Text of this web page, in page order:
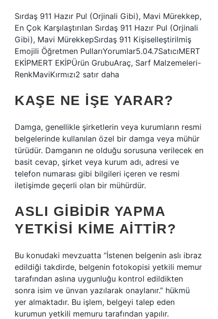
Sırdaş 911 Hazır Pul (Orjinali Gibi), Mavi Mürekkep,
En Çok Karşılaştırılan Sırdaş 911 Hazır Pul (Orjinali
Gibi), Mavi MürekkepSırdaş 911 Kişiselleştirilmiş
Emojili Öğretmen PullarıYorumlar5.04.7SatıcıMERT
EKİPMERT EKİPÜrün GrubuAraç, Sarf Malzemeleri-
RenkMaviKırmızı2 satır daha
KAŞE NE IŞE YARAR?
Damga, genellikle şirketlerin veya kurumların resmi
belgelerinde kullanılan özel bir damga veya mühür
türüdür. Damganın ne olduğu sorusuna verilecek en
basit cevap, şirket veya kurum adı, adresi ve
telefon numarası gibi bilgileri içeren ve resmi
iletişimde geçerli olan bir mühürdür.
ASLI GIBIDIR YAPMA
YETKISI KIME AITTIR?
Bu konudaki mevzuatta “İstenen belgenin aslı ibraz
edildiği takdirde, belgenin fotokopisi yetkili memur
tarafından aslına uygunluğu kontrol edildikten
sonra isim ve ünvan yazılarak onaylanır.” hükmü
yer almaktadır. Bu işlem, belgeyi talep eden
kurumun yetkili memuru tarafından yapılır.